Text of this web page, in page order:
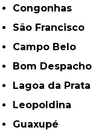
Congonhas
São Francisco
Campo Belo
Bom Despacho
Lagoa da Prata
Leopoldina
Guaxupé